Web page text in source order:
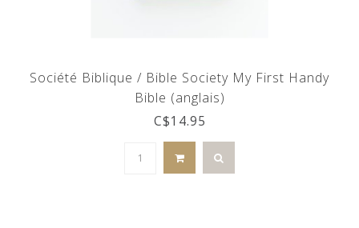
Société Biblique / Bible Society My First Handy
Bible (anglais)
C$14.95